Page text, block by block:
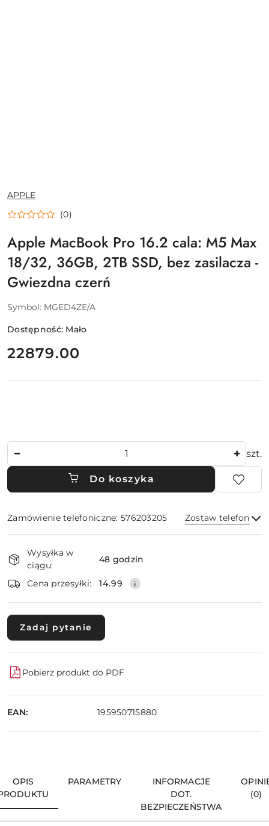
NAZWA
PRODUCENTA:
APPLE
(0)
Apple MacBook Pro 16.2 cala: M5 Max
18/32, 36GB, 2TB SSD, bez zasilacza -
Gwiezdna czerń
Symbol: MGED4ZE/A
Dostępność: Mało
cena:
22879.00
szt.
Do koszyka
Zamówienie telefoniczne: 576203205 Zostaw telefon
i
dostawa
Wysyłka w
ciągu:
48 godzin
Cena przesyłki: 14.99
Zadaj pytanie
Pobierz produkt do PDF
EAN: 195950715880
OPIS
PARAMETRY
INFORMACJE
DOT.
BEZPIECZEŃSTWA
(0)